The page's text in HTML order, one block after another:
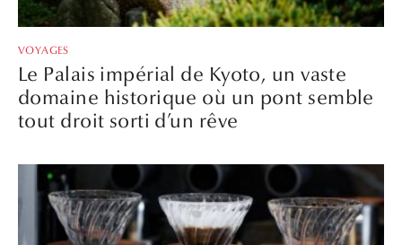
VOYAGES
Le Palais impérial de Kyoto, un vaste
domaine historique où un pont semble
tout droit sorti d’un rêve